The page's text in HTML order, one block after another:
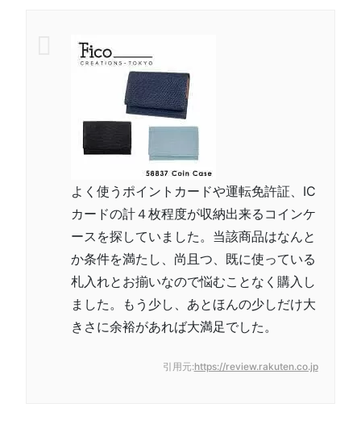
よく使うポイントカードや運転免許証、IC
カードの計４枚程度が収納出来るコインケ
ースを探していました。当該商品はなんと
か条件を満たし、尚且つ、既に使っている
札入れとお揃いなので悩むことなく購入し
ました。もう少し、あとほんの少しだけ大
きさに余裕があれば大満足でした。
引用元:https://review.rakuten.co.jp